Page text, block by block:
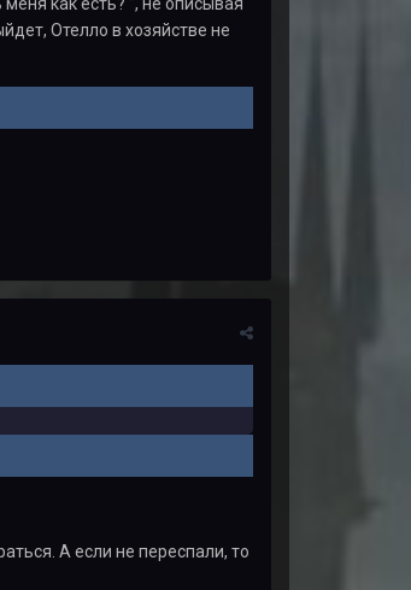
Отелло в хозяйстве не
А если не переспали, то